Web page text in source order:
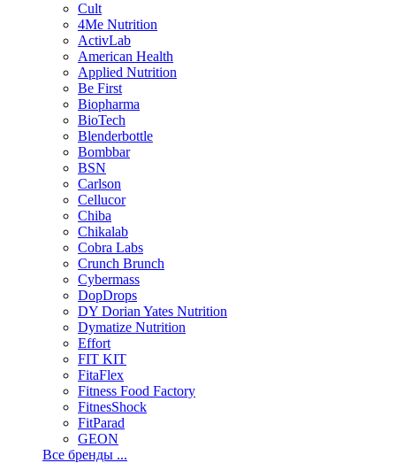
Cult
4Me Nutrition
ActivLab
American Health
Applied Nutrition
Be First
Biopharma
BioTech
Blenderbottle
Bombbar
BSN
Carlson
Cellucor
Chiba
Chikalab
Cobra Labs
Crunch Brunch
Cybermass
DopDrops
DY Dorian Yates Nutrition
Dymatize Nutrition
Effort
FIT KIT
FitaFlex
Fitness Food Factory
FitnesShock
FitParad
GEON
Все бренды ...